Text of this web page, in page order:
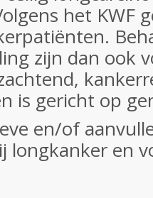
het KWF
zijn dan ook
is gericht op
en/of
longkanker en